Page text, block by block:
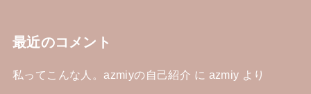
最近のコメント
私ってこんな人。azmiyの自己紹介 に azmiy より